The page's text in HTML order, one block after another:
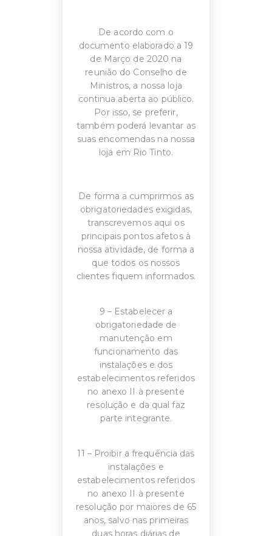
De acordo com o
documento elaborado a 19
de Março de 2020 na
reunião do Conselho de
Ministros, a nossa loja
continua aberta ao público.
Por isso, se preferir,
também poderá levantar as
suas encomendas na nossa
loja em Rio Tinto.
De forma a cumprirmos as
obrigatoriedades exigidas,
transcrevemos aqui os
principais pontos afetos à
nossa atividade, de forma a
que todos os nossos
clientes fiquem informados.
9 – Estabelecer a
obrigatoriedade de
manutenção em
funcionamento das
instalações e dos
estabelecimentos referidos
no anexo II à presente
resolução e da qual faz
parte integrante.
11 – Proibir a frequência das
instalações e
estabelecimentos referidos
no anexo II à presente
resolução por maiores de 65
anos, salvo nas primeiras
duas horas diárias de